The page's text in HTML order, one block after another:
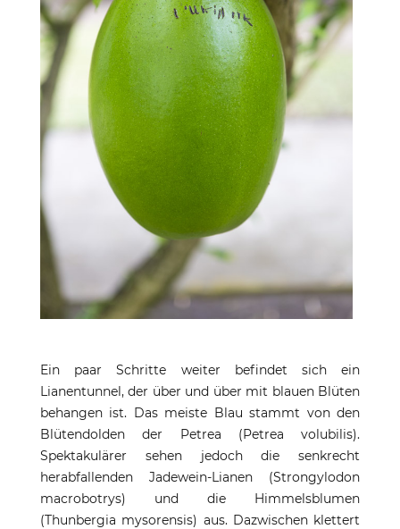
Ein paar Schritte weiter befindet sich ein
Lianentunnel, der über und über mit blauen Blüten
behangen ist. Das meiste Blau stammt von den
Blütendolden der Petrea (Petrea volubilis).
Spektakulärer sehen jedoch die senkrecht
herabfallenden Jadewein-Lianen (Strongylodon
macrobotrys) und die Himmelsblumen
(Thunbergia mysorensis) aus. Dazwischen klettert